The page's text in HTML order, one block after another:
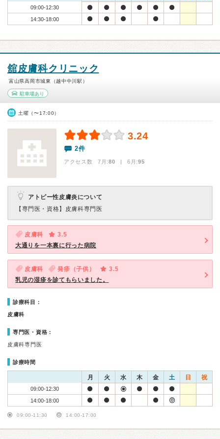
09:00-12:30
14:30-18:00
舘皮膚科クリニック
富山県高岡市城東（越中中川駅）
駐車場あり
土曜（〜17:00）
3.24
2件
アクセス数 7月:80 | 6月:95
アトピー性皮膚炎について
【専門医・資格】 皮膚科専門医
皮膚科
3.5
大通りを一本裏に行った病院
皮膚科 発疹（子供）
3.5
乳児の湿疹を診てもらいました。
診療科目：
皮膚科
専門医・資格：
皮膚科専門医
診療時間
月 火 水 木 金 土 日 祝
09:00-12:30
14:00-18:00
09:00-11:30 14:00-17:00